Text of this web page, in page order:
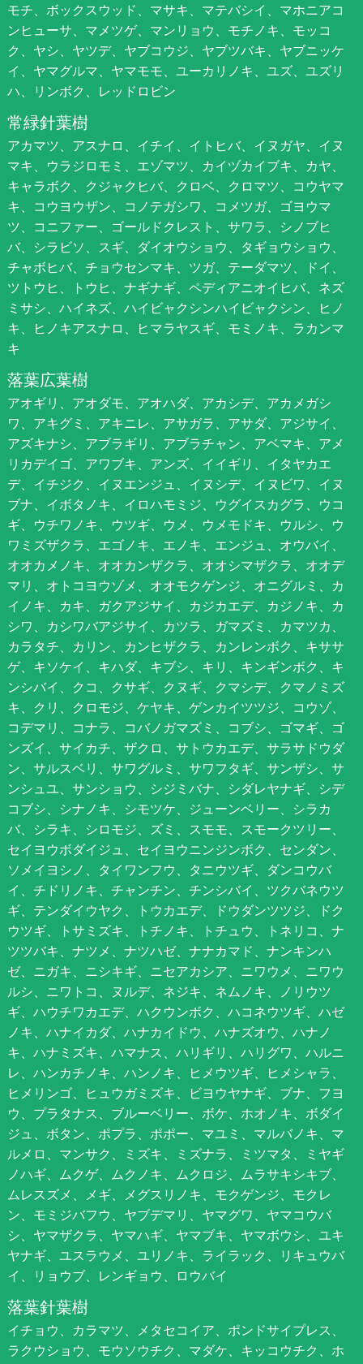
モチ、ボックスウッド、マサキ、マテバシイ、マホニアコ
ンヒューサ、マメツゲ、マンリョウ、モチノキ、モッコ
ク、ヤシ、ヤツデ、ヤブコウジ、ヤブツバキ、ヤブニッケ
イ、ヤマグルマ、ヤマモモ、ユーカリノキ、ユズ、ユズリ
ハ、リンボク、レッドロビン
常緑針葉樹
アカマツ、アスナロ、イチイ、イトヒバ、イヌガヤ、イヌ
マキ、ウラジロモミ、エゾマツ、カイヅカイブキ、カヤ、
キャラボク、クジャクヒバ、クロベ、クロマツ、コウヤマ
キ、コウヨウザン、コノテガシワ、コメツガ、ゴヨウマ
ツ、コニファー、ゴールドクレスト、サワラ、シノブヒ
バ、シラビソ、スギ、ダイオウショウ、タギョウショウ、
チャボヒバ、チョウセンマキ、ツガ、テーダマツ、ドイ、
ツトウヒ、トウヒ、ナギナギ、ペディアニオイヒバ、ネズ
ミサシ、ハイネズ、ハイビャクシンハイビャクシン、ヒノ
キ、ヒノキアスナロ、ヒマラヤスギ、モミノキ、ラカンマ
キ
落葉広葉樹
アオギリ、アオダモ、アオハダ、アカシデ、アカメガシ
ワ、アキグミ、アキニレ、アサガラ、アサダ、アジサイ、
アズキナシ、アブラギリ、アブラチャン、アベマキ、アメ
リカデイゴ、アワブキ、アンズ、イイギリ、イタヤカエ
デ、イチジク、イヌエンジュ、イヌシデ、イヌビワ、イヌ
ブナ、イボタノキ、イロハモミジ、ウグイスカグラ、ウコ
ギ、ウチワノキ、ウツギ、ウメ、ウメモドキ、ウルシ、ウ
ワミズザクラ、エゴノキ、エノキ、エンジュ、オウバイ、
オオカメノキ、オオカンザクラ、オオシマザクラ、オオデ
マリ、オトコヨウゾメ、オオモクゲンジ、オニグルミ、カ
イノキ、カキ、ガクアジサイ、カジカエデ、カジノキ、カ
シワ、カシワバアジサイ、カツラ、ガマズミ、カマツカ、
カラタチ、カリン、カンヒザクラ、カンレンボク、キササ
ゲ、キソケイ、キハダ、キブシ、キリ、キンギンボク、キ
ンシバイ、クコ、クサギ、クヌギ、クマシデ、クマノミズ
キ、クリ、クロモジ、ケヤキ、ゲンカイツツジ、コウゾ、
コデマリ、コナラ、コバノガマズミ、コブシ、ゴマギ、ゴ
ンズイ、サイカチ、ザクロ、サトウカエデ、サラサドウダ
ン、サルスベリ、サワグルミ、サワフタギ、サンザシ、サ
ンシュユ、サンショウ、シジミバナ、シダレヤナギ、シデ
コブシ、シナノキ、シモツケ、ジューンベリー、シラカ
バ、シラキ、シロモジ、ズミ、スモモ、スモークツリー、
セイヨウボダイジュ、セイヨウニンジンボク、センダン、
ソメイヨシノ、タイワンフウ、タニウツギ、ダンコウバ
イ、チドリノキ、チャンチン、チンシバイ、ツクバネウツ
ギ、テンダイウヤク、トウカエデ、ドウダンツツジ、ドク
ウツギ、トサミズキ、トチノキ、トチュウ、トネリコ、ナ
ツツバキ、ナツメ、ナツハゼ、ナナカマド、ナンキンハ
ゼ、ニガキ、ニシキギ、ニセアカシア、ニワウメ、ニワウ
ルシ、ニワトコ、ヌルデ、ネジキ、ネムノキ、ノリウツ
ギ、ハウチワカエデ、ハクウンボク、ハコネウツギ、ハゼ
ノキ、ハナイカダ、ハナカイドウ、ハナズオウ、ハナノ
キ、ハナミズキ、ハマナス、ハリギリ、ハリグワ、ハルニ
レ、ハンカチノキ、ハンノキ、ヒメウツギ、ヒメシャラ、
ヒメリンゴ、ヒュウガミズキ、ビヨウヤナギ、ブナ、フヨ
ウ、プラタナス、ブルーベリー、ボケ、ホオノキ、ボダイ
ジュ、ボタン、ポプラ、ポポー、マユミ、マルバノキ、マ
ルメロ、マンサク、ミズキ、ミズナラ、ミツマタ、ミヤギ
ノハギ、ムクゲ、ムクノキ、ムクロジ、ムラサキシキブ、
ムレスズメ、メギ、メグスリノキ、モクゲンジ、モクレ
ン、モミジバフウ、ヤブデマリ、ヤマグワ、ヤマコウバ
シ、ヤマザクラ、ヤマハギ、ヤマブキ、ヤマボウシ、ユキ
ヤナギ、ユスラウメ、ユリノキ、ライラック、リキュウバ
イ、リョウブ、レンギョウ、ロウバイ
落葉針葉樹
イチョウ、カラマツ、メタセコイア、ポンドサイプレス、
ラクウショウ、モウソウチク、マダケ、キッコウチク、ホ